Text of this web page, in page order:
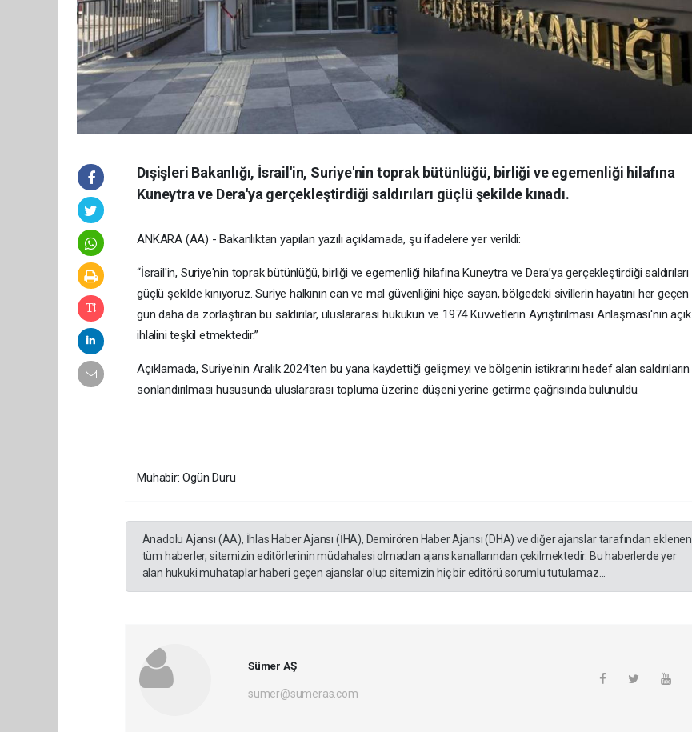
Dışişleri Bakanlığı, İsrail'in, Suriye'nin toprak bütünlüğü, birliği ve egemenliği hilafına
Kuneytra ve Dera'ya gerçekleştirdiği saldırıları güçlü şekilde kınadı.
ANKARA (AA) - Bakanlıktan yapılan yazılı açıklamada, şu ifadelere yer verildi:
“İsrail'in, Suriye'nin toprak bütünlüğü, birliği ve egemenliği hilafına Kuneytra ve Dera’ya gerçekleştirdiği saldırıları
güçlü şekilde kınıyoruz. Suriye halkının can ve mal güvenliğini hiçe sayan, bölgedeki sivillerin hayatını her geçen
gün daha da zorlaştıran bu saldırılar, uluslararası hukukun ve 1974 Kuvvetlerin Ayrıştırılması Anlaşması'nın açık
ihlalini teşkil etmektedir.”
Açıklamada, Suriye'nin Aralık 2024'ten bu yana kaydettiği gelişmeyi ve bölgenin istikrarını hedef alan saldırıların
sonlandırılması hususunda uluslararası topluma üzerine düşeni yerine getirme çağrısında bulunuldu.
Muhabir: Ogün Duru
Anadolu Ajansı (AA), İhlas Haber Ajansı (İHA), Demirören Haber Ajansı (DHA) ve diğer ajanslar tarafından eklenen
tüm haberler, sitemizin editörlerinin müdahalesi olmadan ajans kanallarından çekilmektedir. Bu haberlerde yer
alan hukuki muhataplar haberi geçen ajanslar olup sitemizin hiç bir editörü sorumlu tutulamaz...
Sümer AŞ
sumer@sumeras.com